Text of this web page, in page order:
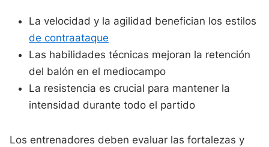
La velocidad y la agilidad benefician los estilos
de contraataque
Las habilidades técnicas mejoran la retención
del balón en el mediocampo
La resistencia es crucial para mantener la
intensidad durante todo el partido
Los entrenadores deben evaluar las fortalezas y